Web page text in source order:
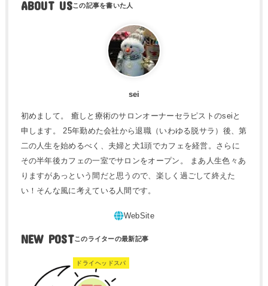
ABOUT US
sei
初めまして。 癒しと療術のサロンオーナーセラピストのseiと
申します。 25年勤めた会社から退職（いわゆる脱サラ）後、第
二の人生を始めるべく、夫婦と犬1頭でカフェを経営。さらに
その半年後カフェの一室でサロンをオープン。 まあ人生色々あ
りますがあっという間だと思うので、楽しく過ごして終えた
い！そんな風に考えている人間です。
NEW POST
ドライヘッドスパ